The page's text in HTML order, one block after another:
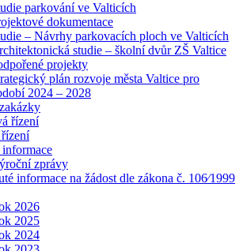
parkování ve Valticích
dokumentace
– Návrhy parkovacích ploch ve Valticích
studie – školní dvůr ZŠ Valtice
projekty
plán rozvoje města Valtice pro
2024 – 2028
řízení
zprávy
informace na žádost dle zákona č. 106⁄1999
2026
2025
2024